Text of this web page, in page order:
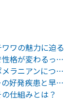
ワの魅力に迫る
【犬図鑑】ダックスフンドは毛の長さで性格が変わるってホント？
【犬図鑑】性格が良い？飼いやすい？ポメラニアンについて徹底解説！
【獣医師監修】ミニチュアシュナウザーの好発疾患と早期発見の方法
仕組みとは？